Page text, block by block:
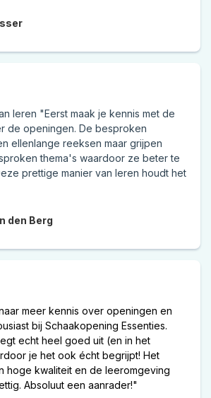
leren "Eerst maak je kennis met de
de openingen. De besproken
ellenlange reeksen maar grijpen
thema's waardoor ze beter te
prettige manier van leren houdt het
den Berg
meer kennis over openingen en
bij Schaakopening Essenties.
echt heel goed uit (en in het
je het ook écht begrijpt! Het
hoge kwaliteit en de leeromgeving
Absoluut een aanrader!"